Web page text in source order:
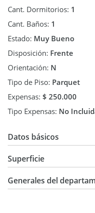
Cant. Dormitorios: 1
Cant. Baños: 1
Estado: Muy Bueno
Disposición: Frente
Orientación: N
Tipo de Piso: Parquet
Expensas: $ 250.000
Tipo Expensas: No
Datos básicos
Consultar precio
Superficie
Generales del